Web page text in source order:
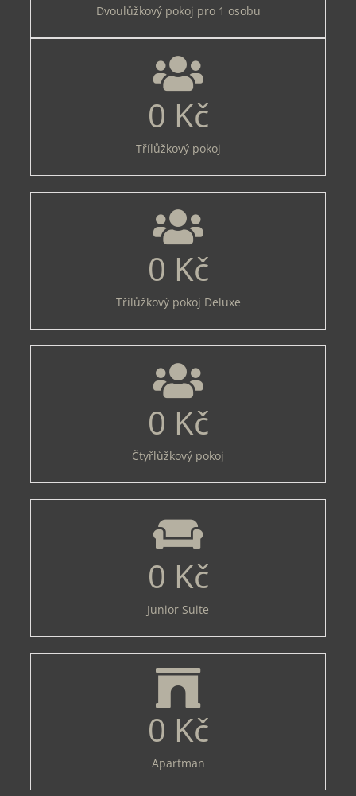
Dvoulůžkový pokoj pro 1 osobu
0 Kč
Třílůžkový pokoj
0 Kč
Třílůžkový pokoj Deluxe
0 Kč
Čtyřlůžkový pokoj
0 Kč
Junior Suite
0 Kč
Apartman